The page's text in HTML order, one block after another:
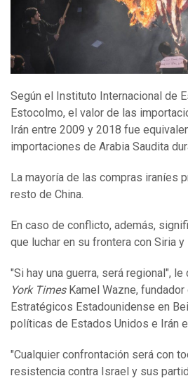
Según el Instituto Internacional de
Estocolmo, el valor de las
Irán entre 2009 y 2018 fue
importaciones de Arabia Saudita
La mayoría de las compras iraníes
resto de China.
En caso de conflicto, además,
que luchar en su frontera con Siria y
"Si hay una guerra, será regional", le
York TimesKamel Wazne,
Estratégicos Estadounidense en
políticas de Estados Unidos e Irán
"Cualquier confrontación será con
resistencia contra Israel y sus